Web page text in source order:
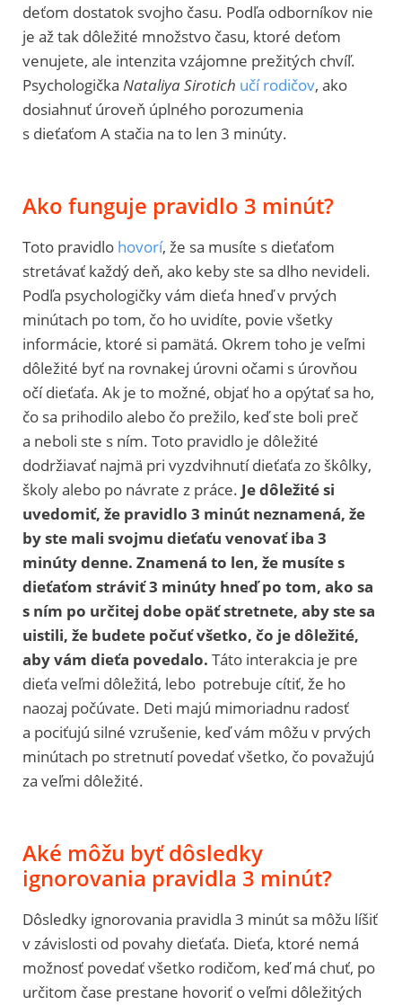
deťom dostatok svojho času. Podľa odborníkov nie
je až tak dôležité množstvo času, ktoré deťom
venujete, ale intenzita vzájomne prežitých chvíľ.
Psychologička Nataliya Sirotich učí rodičov, ako
dosiahnuť úroveň úplného porozumenia
s dieťaťom A stačia na to len 3 minúty.
Ako funguje pravidlo 3 minút?
Toto pravidlo hovorí, že sa musíte s dieťaťom
stretávať každý deň, ako keby ste sa dlho nevideli.
Podľa psychologičky vám dieťa hneď v prvých
minútach po tom, čo ho uvidíte, povie všetky
informácie, ktoré si pamätá. Okrem toho je veľmi
dôležité byť na rovnakej úrovni očami s úrovňou
očí dieťaťa. Ak je to možné, objať ho a opýtať sa ho,
čo sa prihodilo alebo čo prežilo, keď ste boli preč
a neboli ste s ním. Toto pravidlo je dôležité
dodržiavať najmä pri vyzdvihnutí dieťaťa zo škôlky,
školy alebo po návrate z práce. Je dôležité si
uvedomiť, že pravidlo 3 minút neznamená, že
by ste mali svojmu dieťaťu venovať iba 3
minúty denne. Znamená to len, že musíte s
dieťaťom stráviť 3 minúty hneď po tom, ako sa
s ním po určitej dobe opäť stretnete, aby ste sa
uistili, že budete počuť všetko, čo je dôležité,
aby vám dieťa povedalo. Táto interakcia je pre
dieťa veľmi dôležitá, lebo potrebuje cítiť, že ho
naozaj počúvate. Deti majú mimoriadnu radosť
a pociťujú silné vzrušenie, keď vám môžu v prvých
minútach po stretnutí povedať všetko, čo považujú
za veľmi dôležité.
Aké môžu byť dôsledky
ignorovania pravidla 3 minút?
Dôsledky ignorovania pravidla 3 minút sa môžu líšiť
v závislosti od povahy dieťaťa. Dieťa, ktoré nemá
možnosť povedať všetko rodičom, keď má chuť, po
určitom čase prestane hovoriť o veľmi dôležitých